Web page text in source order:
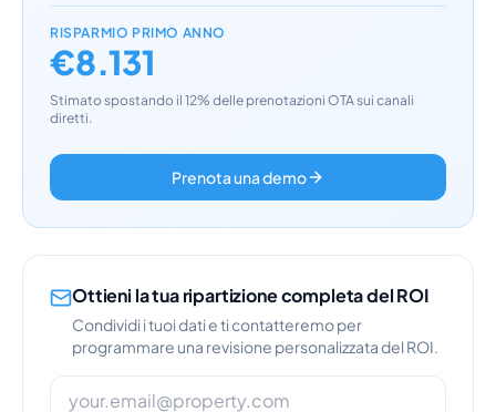
RISPARMIO PRIMO ANNO
€8.131
Stimato spostando il 12% delle prenotazioni OTA sui canali
diretti.
Prenota una demo
Ottieni la tua ripartizione completa del ROI
Condividi i tuoi dati e ti contatteremo per
programmare una revisione personalizzata del ROI.